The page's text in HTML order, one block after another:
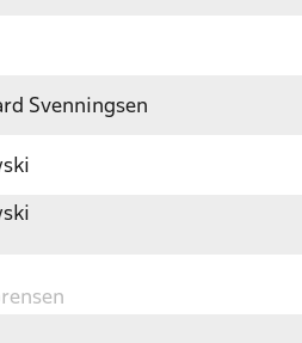
Svenningsen